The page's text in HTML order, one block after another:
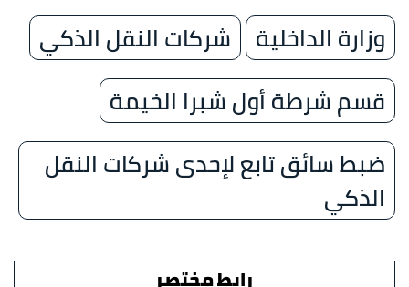
وزارة الداخلية
شركات النقل الذكي
قسم شرطة أول شبرا الخيمة
ضبط سائق تابع لإحدى شركات النقل
الذكي
رابط مختصر